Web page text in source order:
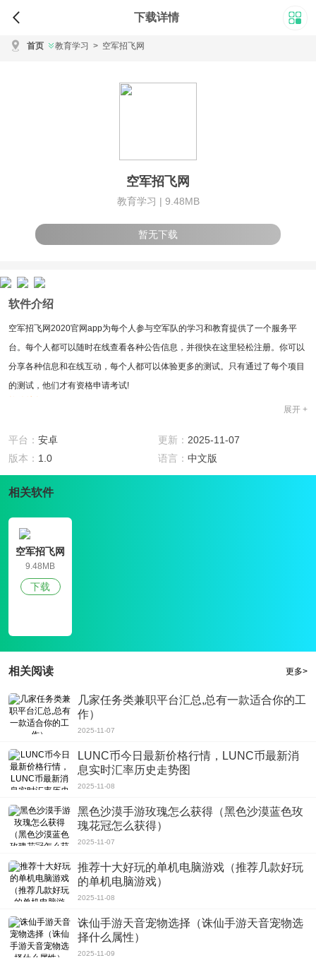
下载详情
首页 教育学习 > 空军招飞网
空军招飞网
教育学习 | 9.48MB
暂无下载
软件介绍
空军招飞网2020官网app为每个人参与空军队的学习和教育提供了一个服务平
台。每个人都可以随时在线查看各种公告信息，并很快在这里轻松注册。你可以
分享各种信息和在线互动，每个人都可以体验更多的测试。只有通过了每个项目
的测试，他们才有资格申请考试!
1、这里的行业动态信息可以在第一时间为大家更新，并且可以查询很多注册时
间表!
2、您可以在空军招飞网2020官网app看到各种考试的内容，也可以参加考前培
训!
软件用法
2、理工科学士学位的应届毕业生空军招飞网2020官网app可以使用哦。
软件评测
国空军队招募资本的最新信息推给大家，以便学习成为空军队所需的更多知识，
展开 +
平台： 安卓 更新： 2025-11-07
版本： 1.0 语言： 中文版
相关软件
空军招飞网
9.48MB
下载
相关阅读 更多>
几家任务类兼职平台汇总,总有一款适合你的工
作）
2025-11-07
LUNC币今日最新价格行情，LUNC币最新消
息实时汇率历史走势图
2025-11-08
黑色沙漠手游玫瑰怎么获得（黑色沙漠蓝色玫
瑰花冠怎么获得）
2025-11-07
推荐十大好玩的单机电脑游戏（推荐几款好玩
的单机电脑游戏）
2025-11-08
诛仙手游天音宠物选择（诛仙手游天音宠物选
择什么属性）
2025-11-09